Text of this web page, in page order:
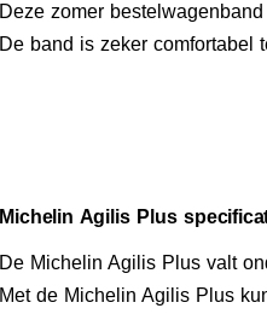
Deze zomer
De band is zeker comfortabel
Michelin Agilis Plus
De Michelin Agilis Plus valt
Met de Michelin Agilis Plus